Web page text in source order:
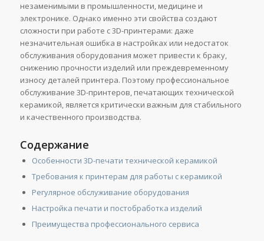
незаменимыми в промышленности, медицине и
электронике. Однако именно эти свойства создают
сложности при работе с 3D-принтерами: даже
незначительная ошибка в настройках или недостаток
обслуживания оборудования может привести к браку,
снижению прочности изделий или преждевременному
износу деталей принтера. Поэтому профессиональное
обслуживание 3D-принтеров, печатающих технической
керамикой, является критически важным для стабильного
и качественного производства.
Содержание
Особенности 3D-печати технической керамикой
Требования к принтерам для работы с керамикой
Регулярное обслуживание оборудования
Настройка печати и постобработка изделий
Преимущества профессионального сервиса